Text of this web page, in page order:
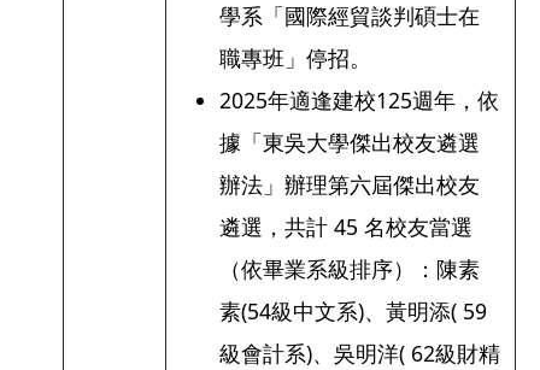
學系「國際經貿談判碩士在
職專班」停招。
2025年適逢建校125週年，依
據「東吳大學傑出校友遴選
辦法」辦理第六屆傑出校友
遴選，共計 45 名校友當選
（依畢業系級排序）：陳素
素(54級中文系)、黃明添( 59
級會計系)、吳明洋( 62級財精